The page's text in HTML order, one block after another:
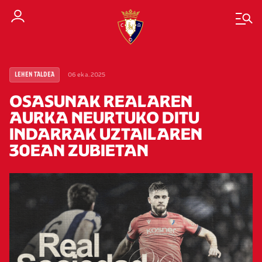
LEHEN TALDEA 06 eka. 2025
OSASUNAK REALAREN
AURKA NEURTUKO DITU
INDARRAK UZTAILAREN
30EAN ZUBIETAN